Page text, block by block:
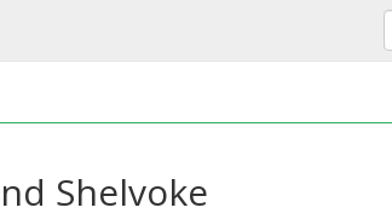
Shelvoke